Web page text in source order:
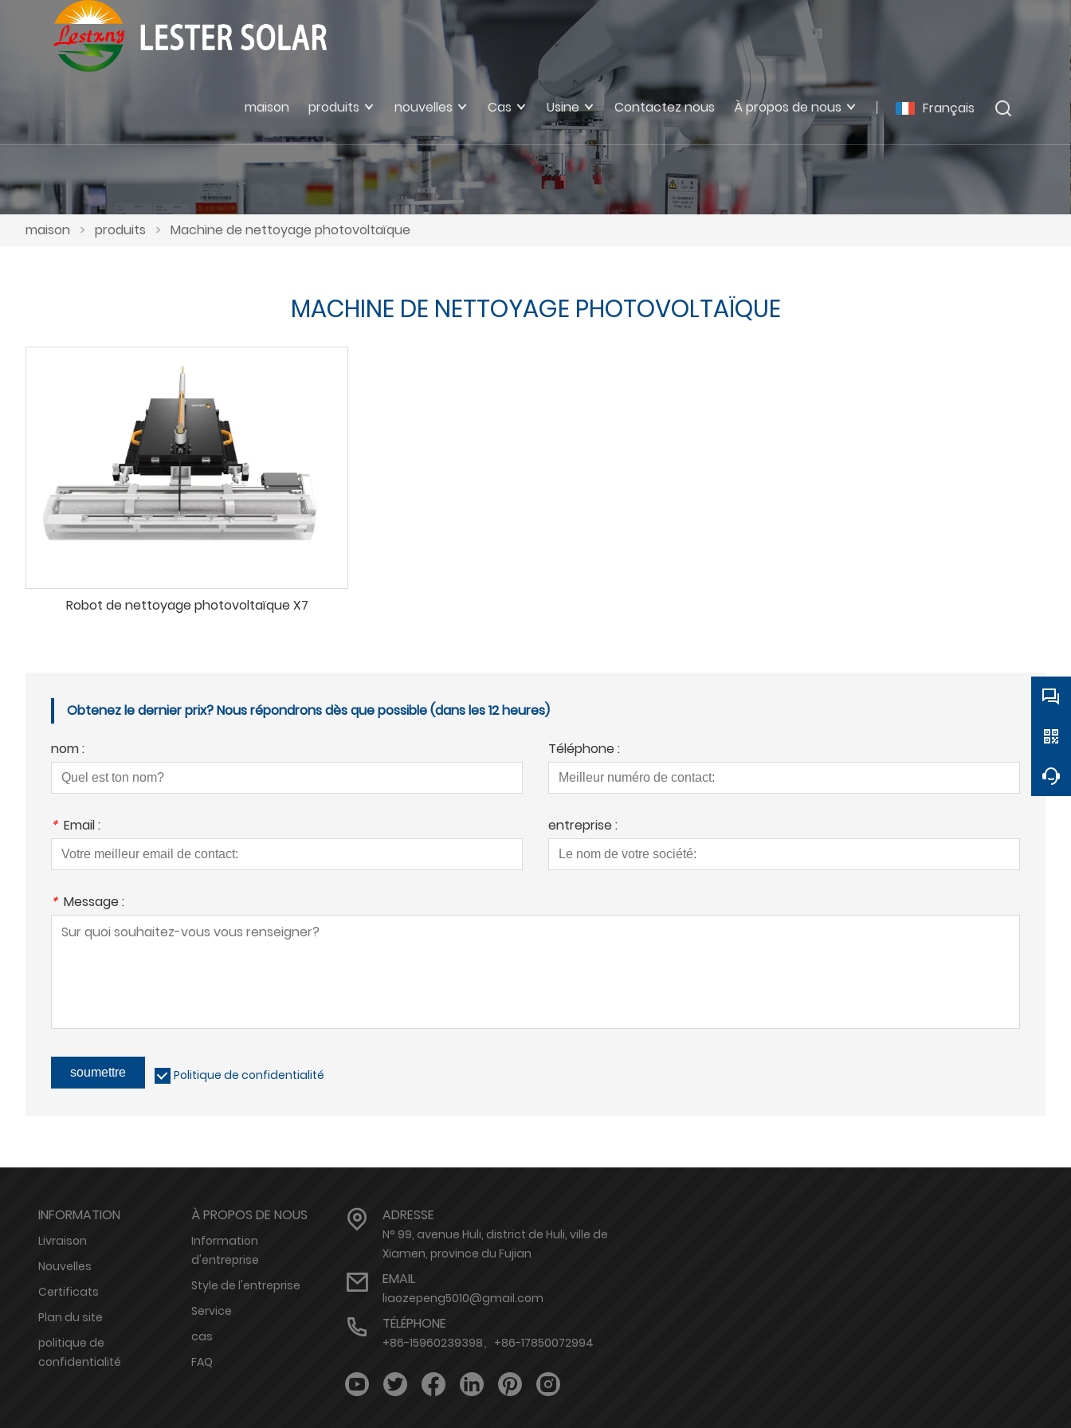
Français
maison produits nouvelles Cas Usine Contactez nous À propos de nous
maison > produits > Machine de nettoyage photovoltaïque
MACHINE DE NETTOYAGE PHOTOVOLTAÏQUE
Robot de nettoyage photovoltaïque X7
Obtenez le dernier prix? Nous répondrons dès que possible (dans les 12 heures)
nom : Téléphone :
* Email : entreprise :
* Message :
soumettre Politique de confidentialité
INFORMATION
Livraison
Nouvelles
Certificats
Plan du site
politique de
confidentialité
À PROPOS DE NOUS
Information
d'entreprise
Style de l'entreprise
Service
cas
FAQ
ADRESSE
N° 99, avenue Huli, district de Huli, ville de
Xiamen, province du Fujian
EMAIL
liaozepeng5010@gmail.com
TÉLÉPHONE
+86-15960239398、+86-17850072994